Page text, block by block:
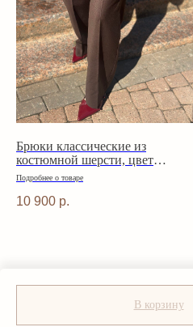
В корзину
Брюки классические из
костюмной шерсти, цвет
шоколадный
Подробнее о товаре
10 900 р.
Made on